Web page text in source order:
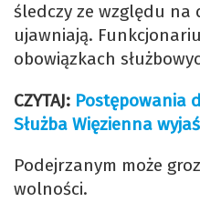
śledczy ze względu na
ujawniają.
obowiązkach
CZYTAJ: Postępowania
Służba Więzienna
Podejrzanym może
wolności.